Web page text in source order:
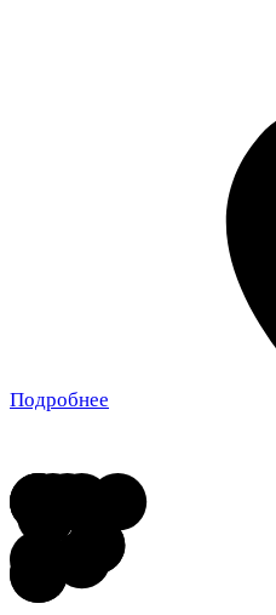
Подробнее